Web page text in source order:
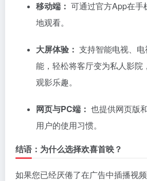
移动端： 可通过官方App在手
地观看。
大屏体验： 支持智能电视、
能，轻松将客厅变为私人影院
观影乐趣。
网页与PC端： 也提供网页版
用户的使用习惯。
结语：为什么选择欢喜首映？
如果您已经厌倦了在广告中插播视